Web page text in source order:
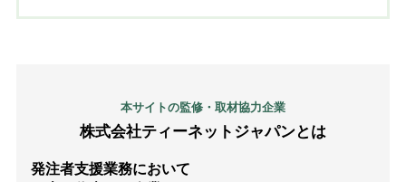
本サイトの監修・取材協力企業
株式会社ティーネットジャパンとは
発注者支援業務において